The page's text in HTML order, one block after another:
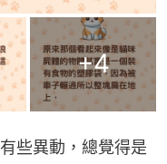
+4
些異動，總覺得是